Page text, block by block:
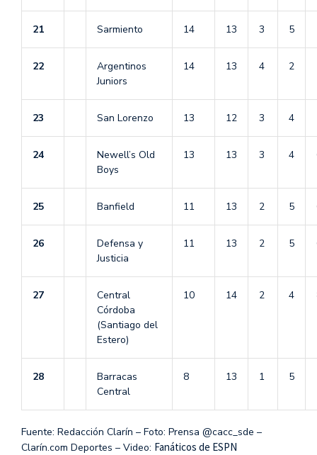
21 Sarmiento 14 13 3 5
22
Argentinos
Juniors
14 13 4 2
23 San Lorenzo 13 12 3 4
24
Newell’s Old
Boys
13 13 3 4
25 Banfield 11 13 2 5
26
Defensa y
Justicia
11 13 2 5
27
Central
Córdoba
(Santiago del
Estero)
10 14 2 4
28
Barracas
Central
8 13 1 5
Fuente: Redacción Clarín – Foto: Prensa @cacc_sde –
Clarín.com Deportes – Video: Fanáticos de ESPN